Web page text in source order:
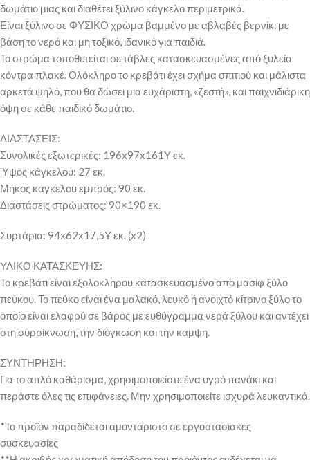
δωμάτιο μιας και διαθέτει ξύλινο κάγκελο περιμετρικά.
Είναι ξύλινο σε ΦΥΣΙΚΟ χρώμα βαμμένο με αβλαβές βερνίκι με
βάση το νερό και μη τοξικό, ιδανικό για παιδιά.
Το στρώμα τοποθετείται σε τάβλες κατασκευασμένες από ξυλεία
κόντρα πλακέ. Ολόκληρο το κρεβάτι έχει σχήμα σπιτιού και μάλιστα
αρκετά ψηλό, που θα δώσει μια ευχάριστη, «ζεστή», και παιχνιδιάρικη
όψη σε κάθε παιδικό δωμάτιο.
ΔΙΑΣΤΑΣΕΙΣ:
Συνολικές εξωτερικές: 196x97x161Υ εκ.
Ύψος κάγκελου: 27 εκ.
Μήκος κάγκελου εμπρός: 90 εκ.
Διαστάσεις στρώματος: 90×190 εκ.
Συρτάρια: 94x62x17,5Υ εκ. (x2)
ΥΛΙΚΟ ΚΑΤΑΣΚΕΥΗΣ:
Το κρεβάτι είναι εξολοκλήρου κατασκευασμένο από μασίφ ξύλο
πεύκου. Το πεύκο είναι ένα μαλακό, λευκό ή ανοιχτό κίτρινο ξύλο το
οποίο είναι ελαφρύ σε βάρος με ευθύγραμμα νερά ξύλου και αντέχει
στη συρρίκνωση, την διόγκωση και την κάμψη.
ΣΥΝΤΗΡΗΣΗ:
Για το απλό καθάρισμα, χρησιμοποιείστε ένα υγρό πανάκι και
περάστε όλες τις επιφάνειες. Μην χρησιμοποιείτε ισχυρά λευκαντικά.
*Το προϊόν παραδίδεται αμοντάριστο σε εργοστασιακές
συσκευασίες